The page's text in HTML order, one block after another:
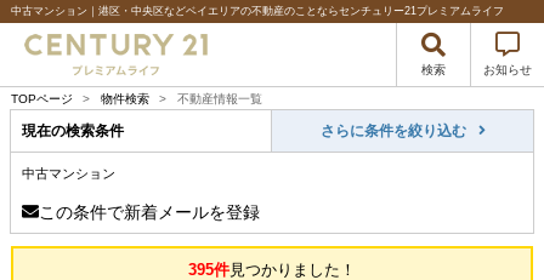
中古マンション｜港区・中央区などベイエリアの不動産のことならセンチュリー21プレミアムライフ
検索 お知らせ
TOPページ > 物件検索 > 不動産情報一覧
現在の検索条件 さらに条件を絞り込む
中古マンション
この条件で新着メールを登録
395件見つかりました！